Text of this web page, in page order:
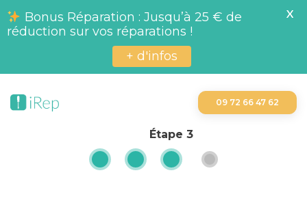
Étape 3
09 72 66 47 62
Bonus Réparation : Jusqu’à 25 € de
réduction sur vos réparations !
+ d'infos
X